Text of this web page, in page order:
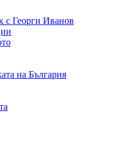
с Георги Иванов
на България